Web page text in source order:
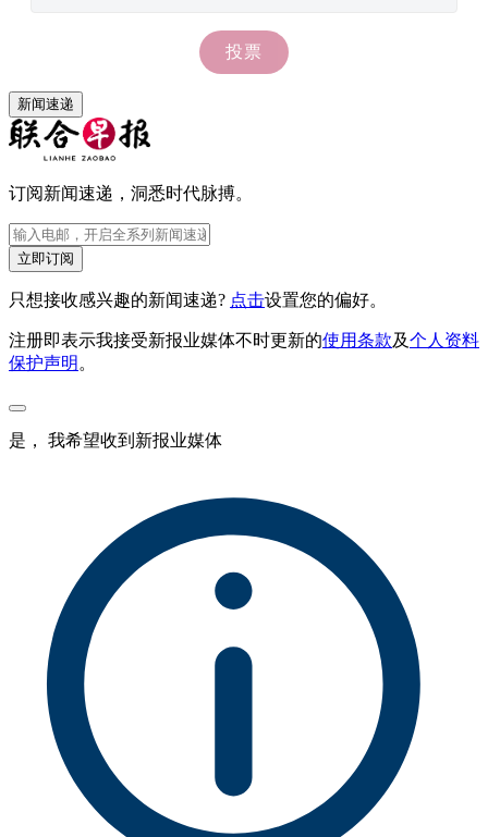
新闻速递
订阅新闻速递，洞悉时代脉搏。
立即订阅
只想接收感兴趣的新闻速递? 点击设置您的偏好。
注册即表示我接受新报业媒体不时更新的使用条款及个人资料
保护声明 。
是， 我希望收到新报业媒体